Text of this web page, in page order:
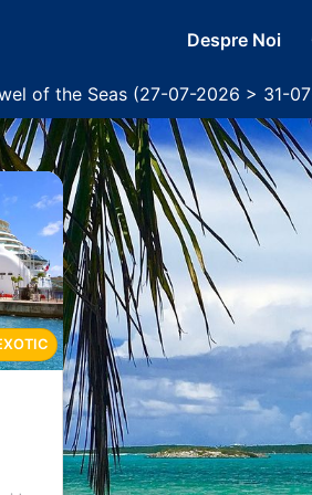
Despre Noi
of the Seas (27-07-2026 > 31-